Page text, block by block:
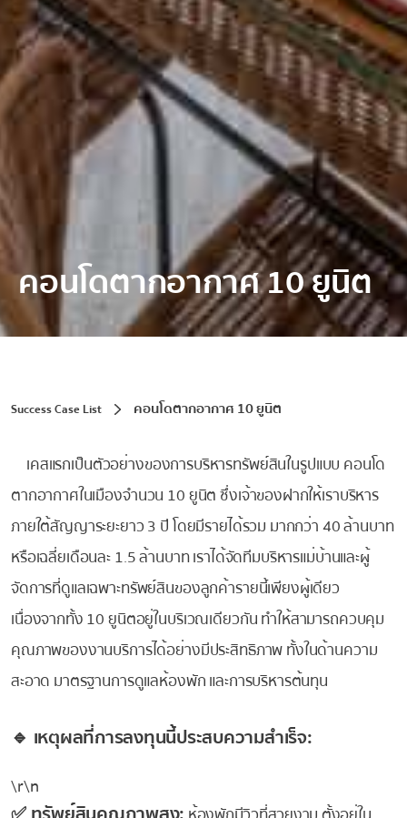
คอนโดตากอากาศ 10 ยูนิต
Success Case List คอนโดตากอากาศ 10 ยูนิต
เคสแรกเป็นตัวอย่างของการบริหารทรัพย์สินในรูปแบบ คอนโด
ตากอากาศในเมืองจำนวน 10 ยูนิต ซึ่งเจ้าของฝากให้เราบริหาร
ภายใต้สัญญาระยะยาว 3 ปี โดยมีรายได้รวม มากกว่า 40 ล้านบาท
หรือเฉลี่ยเดือนละ 1.5 ล้านบาท เราได้จัดทีมบริหารแม่บ้านและผู้
จัดการที่ดูแลเฉพาะทรัพย์สินของลูกค้ารายนี้เพียงผู้เดียว
เนื่องจากทั้ง 10 ยูนิตอยู่ในบริเวณเดียวกัน ทำให้สามารถควบคุม
คุณภาพของงานบริการได้อย่างมีประสิทธิภาพ ทั้งในด้านความ
สะอาด มาตรฐานการดูแลห้องพัก และการบริหารต้นทุน
🔹 เหตุผลที่การลงทุนนี้ประสบความสำเร็จ:
\r\n